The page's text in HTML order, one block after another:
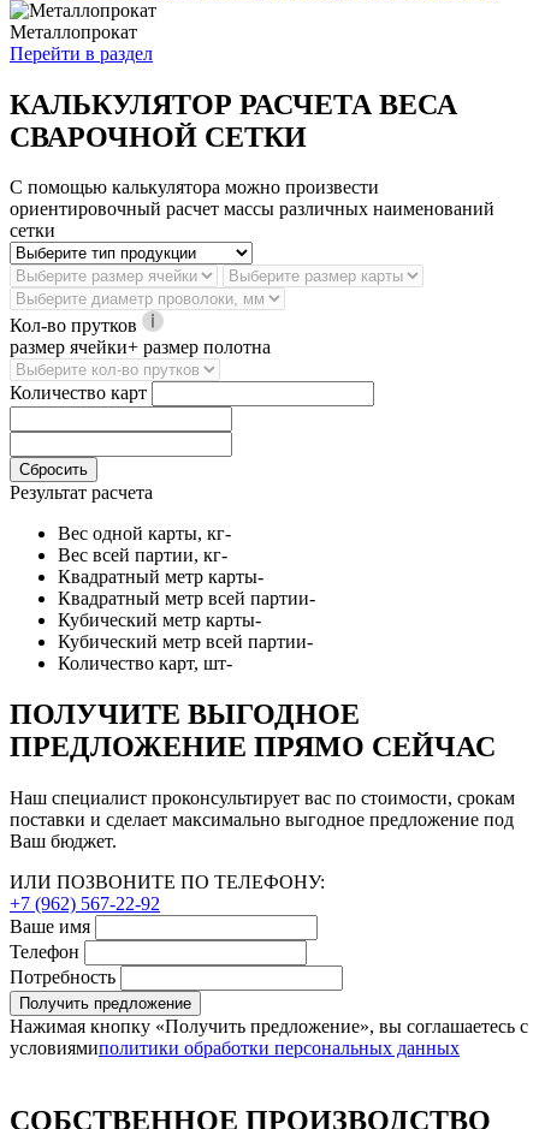
Металлопрокат
Перейти в раздел
КАЛЬКУЛЯТОР РАСЧЕТА ВЕСА
СВАРОЧНОЙ СЕТКИ
С помощью калькулятора можно произвести
ориентировочный расчет массы различных наименований
сетки
Кол-во прутков
размер ячейки+ размер полотна
Количество карт
Сбросить
Результат расчета
Вес одной карты, кг-
Вес всей партии, кг-
Квадратный метр карты-
Квадратный метр всей партии-
Кубический метр карты-
Кубический метр всей партии-
Количество карт, шт-
ПОЛУЧИТЕ ВЫГОДНОЕ
ПРЕДЛОЖЕНИЕ ПРЯМО СЕЙЧАС
Наш специалист проконсультирует вас по стоимости, срокам
поставки и сделает максимально выгодное предложение под
Ваш бюджет.
ИЛИ ПОЗВОНИТЕ ПО ТЕЛЕФОНУ:
+7 (962) 567-22-92
Ваше имя
Телефон
Потребность
Получить предложение
Нажимая кнопку «Получить предложение», вы соглашаетесь с
условиямиполитики обработки персональных данных
СОБСТВЕННОЕ ПРОИЗВОДСТВО